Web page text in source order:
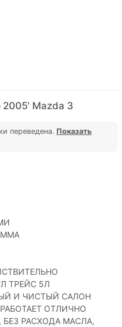
Mazda 3
переведена. Показать
ТРЕЙС 5Л
И ЧИСТЫЙ САЛОН
ОТЛИЧНО
РАСХОДА МАСЛА,